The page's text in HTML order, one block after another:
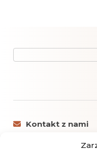
Kontakt z nami
Autorska